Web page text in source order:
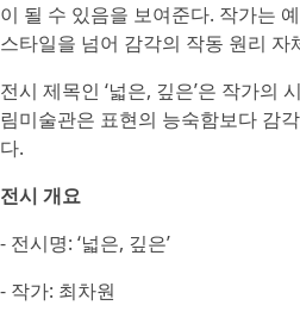
이 될 수 있음을 보여준다. 작가는
스타일을 넘어 감각의 작동 원리
전시 제목인 ‘넓은, 깊은’은 작가
림미술관은 표현의 능숙함보다 감
다.
전시 개요
- 전시명: ‘넓은, 깊은’
- 작가: 최차원